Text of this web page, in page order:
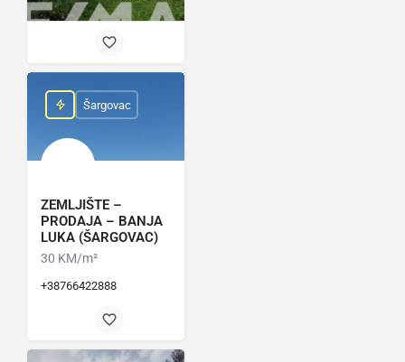
ZEMLJIŠTE –
PRODAJA – BANJA
LUKA (ŠARGOVAC)
30 KM/m²
+38766422888
Šargovac